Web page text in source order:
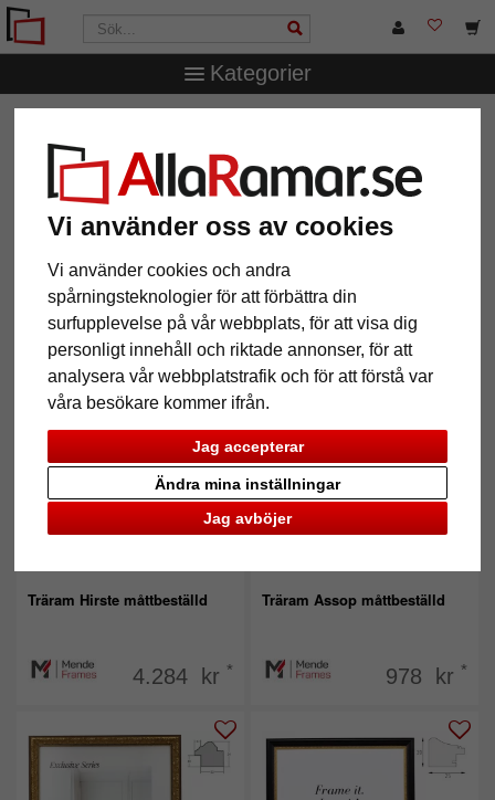
Vi använder oss av cookies
Vi använder cookies och andra
spårningsteknologier för att förbättra din
surfupplevelse på vår webbplats, för att visa dig
personligt innehåll och riktade annonser, för att
analysera vår webbplatstrafik och för att förstå var
våra besökare kommer ifrån.
Jag accepterar
Jag avböjer
Ändra mina inställningar
Kategorier
12 Artiklar Populärast
Träram Hirste måttbeställd
4.284 kr *
Träram Assop måttbeställd
978 kr *